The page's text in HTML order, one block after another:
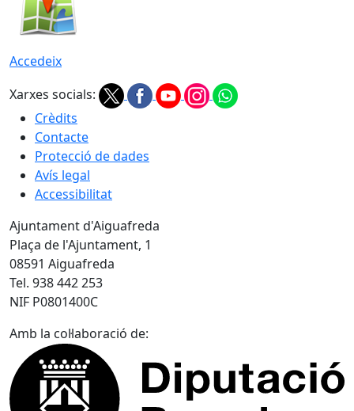
Accedeix
Xarxes socials:
Crèdits
Contacte
Protecció de dades
Avís legal
Accessibilitat
Ajuntament d'Aiguafreda
Plaça de l'Ajuntament, 1
08591 Aiguafreda
Tel. 938 442 253
NIF P0801400C
Amb la col·laboració de: